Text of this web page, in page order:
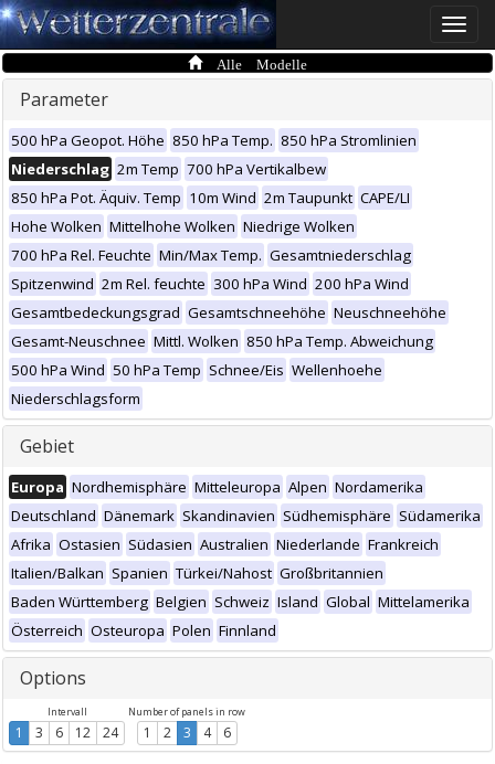
Toggle
Alle Modelle
Parameter
500 hPa Geopot. Höhe 850 hPa Temp. 850 hPa Stromlinien
Niederschlag 2m Temp 700 hPa Vertikalbew
850 hPa Pot. Äquiv. Temp 10m Wind 2m Taupunkt CAPE/LI
Hohe Wolken Mittelhohe Wolken Niedrige Wolken
700 hPa Rel. Feuchte Min/Max Temp. Gesamtniederschlag
Spitzenwind 2m Rel. feuchte 300 hPa Wind 200 hPa Wind
Gesamtbedeckungsgrad Gesamtschneehöhe Neuschneehöhe
Gesamt-Neuschnee Mittl. Wolken 850 hPa Temp. Abweichung
500 hPa Wind 50 hPa Temp Schnee/Eis Wellenhoehe
Niederschlagsform
Gebiet
Europa Nordhemisphäre Mitteleuropa Alpen Nordamerika
Deutschland Dänemark Skandinavien Südhemisphäre Südamerika
Afrika Ostasien Südasien Australien Niederlande Frankreich
Italien/Balkan Spanien Türkei/Nahost Großbritannien
Baden Württemberg Belgien Schweiz Island Global Mittelamerika
Österreich Osteuropa Polen Finnland
Options
Intervall
1 3 6 12 24
Number of panels in row
1 2 3 4 6